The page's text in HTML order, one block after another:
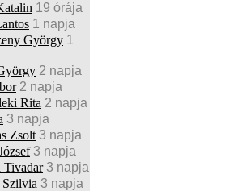
19 órája
1 napja
György 1
2 napja
2 napja
Rita 2 napja
3 napja
Zsolt 3 napja
3 napja
Tivadar 3 napja
3 napja